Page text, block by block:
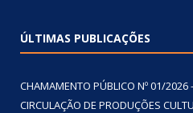
ÚLTIMAS PUBLICAÇÕES
CHAMAMENTO PÚBLICO Nº 01/2026
CIRCULAÇÃO DE PRODUÇÕES